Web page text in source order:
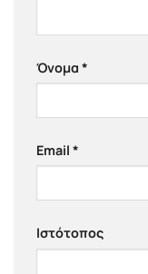
Όνομα *
Email *
Ιστότοπος